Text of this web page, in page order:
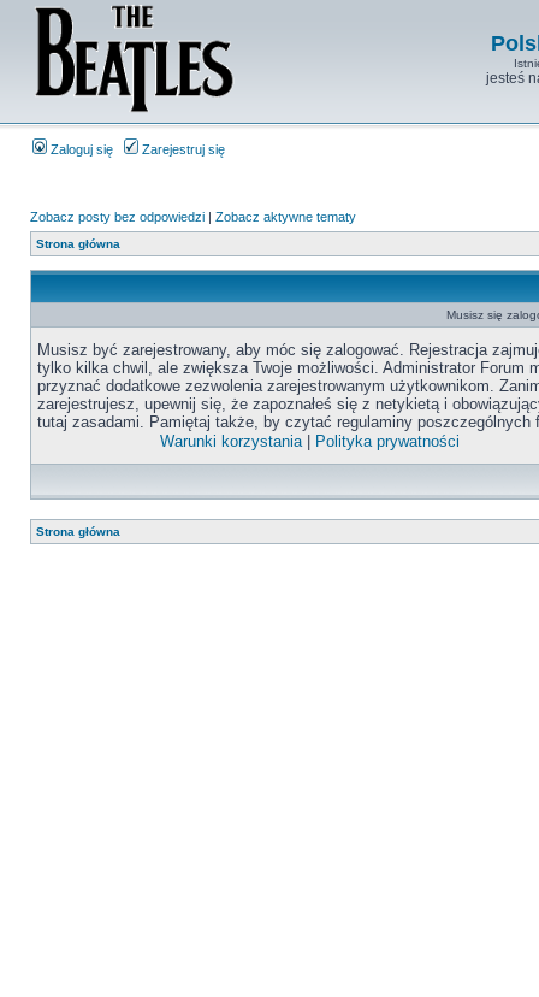
jesteś
Zaloguj się Zarejestruj się
Zobacz posty bez odpowiedzi | Zobacz aktywne tematy
Strona główna
Musisz się
Musisz być zarejestrowany, aby móc się zalogować. Rejestracja
tylko kilka chwil, ale zwiększa Twoje możliwości. Administrator Forum
przyznać dodatkowe zezwolenia zarejestrowanym użytkownikom.
zarejestrujesz, upewnij się, że zapoznałeś się z netykietą i
tutaj zasadami. Pamiętaj także, by czytać regulaminy poszczególnych
Warunki korzystania| Polityka prywatności
Strona główna